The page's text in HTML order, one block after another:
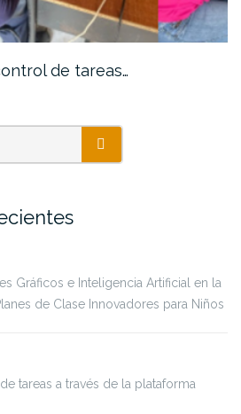
de tareas…
SEARCH
Gráficos e Inteligencia Artificial en la
de Clase Innovadores para Niños
tareas a través de la plataforma